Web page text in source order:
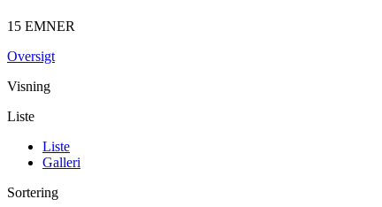
15 EMNER
Oversigt
Visning
Liste
Liste
Galleri
Sortering